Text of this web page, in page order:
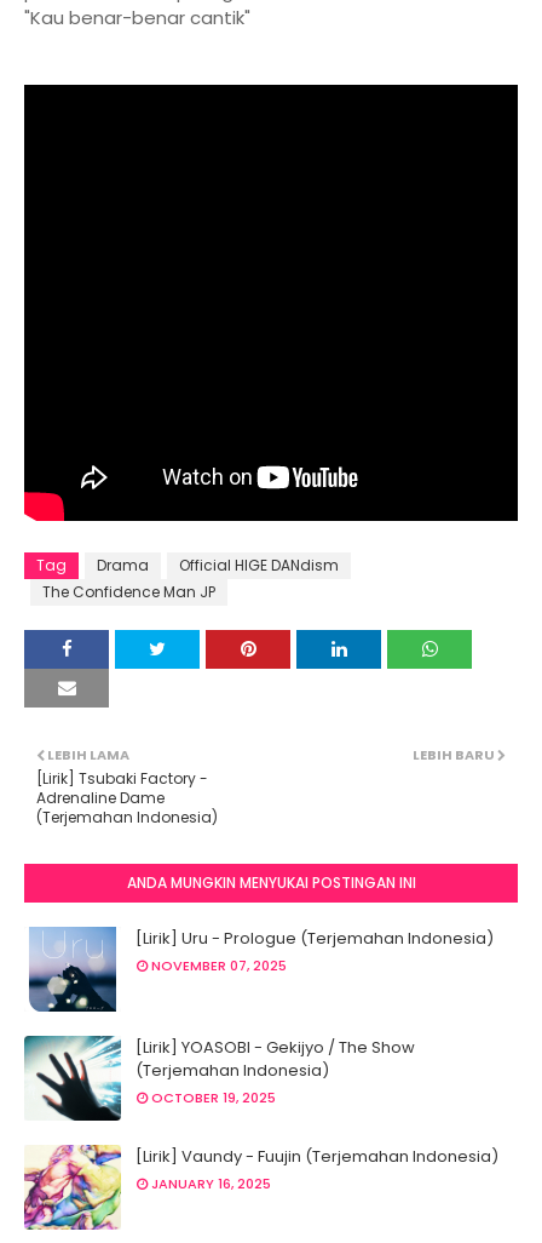
"Kau benar-benar cantik"
Tag Drama
Official HIGE DANdism
The Confidence Man JP
LEBIH BARU
LEBIH LAMA
[Lirik] Tsubaki Factory -
Adrenaline Dame
(Terjemahan Indonesia)
ANDA MUNGKIN MENYUKAI POSTINGAN INI
[Lirik] Uru - Prologue (Terjemahan Indonesia)
NOVEMBER 07, 2025
[Lirik] YOASOBI - Gekijyo / The Show
(Terjemahan Indonesia)
OCTOBER 19, 2025
[Lirik] Vaundy - Fuujin (Terjemahan Indonesia)
JANUARY 16, 2025